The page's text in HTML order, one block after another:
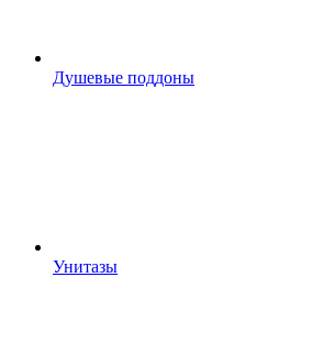
Душевые поддоны
Унитазы